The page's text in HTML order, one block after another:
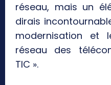
réseau, mais un
dirais
modernisation et
réseau des
TIC ».